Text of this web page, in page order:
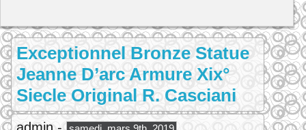
Exceptionnel Bronze Statue
Jeanne D’arc Armure Xix°
Siecle Original R. Casciani